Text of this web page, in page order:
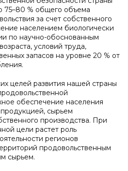
75–80 % общего объема
за счет собственного
населением биологически
по научно-обоснованным
условий труда,
запасов на уровне 20 % от
целей развития нашей страны
обеспечение населения
сырьем
производства. При
цели растет роль
регионов
продовольственным
сырьем.